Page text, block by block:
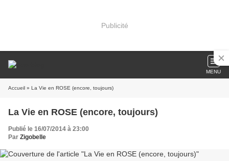
Publicité
MENU
Accueil » La Vie en ROSE (encore, toujours)
La Vie en ROSE (encore, toujours)
Publié le 16/07/2014 à 23:00
Par Zigobelle